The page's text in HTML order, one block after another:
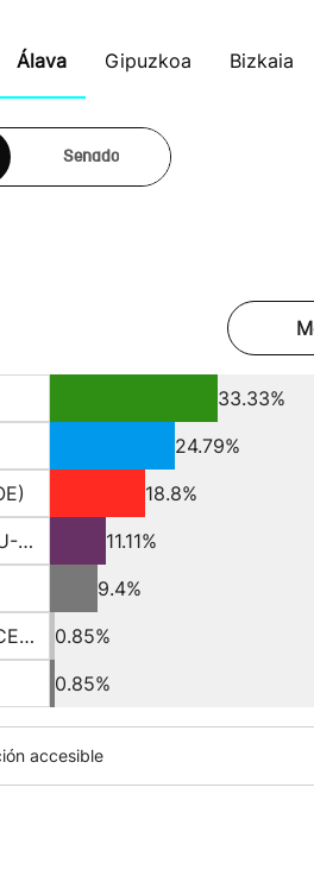
Álava Gipuzkoa Bizkaia
Senado
33.33%
24.79%
18.8%
PODEMOS-IU-EQUO BERD
11.11%
9.4%
RECORTES CERO-GV
0.85%
0.85%
accesible